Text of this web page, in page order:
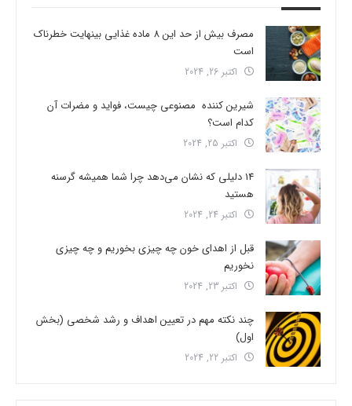
مصرف بیش از حد این 8 ماده غذایی بینهایت خطرناک
است
اکتبر 26, 2024
شیرین کننده مصنوعی چیست، فواید و مضرات آن
کدام است؟
اکتبر 25, 2024
14 دلیلی که نشان می‌دهد چرا شما همیشه گرسنه
هستید
اکتبر 24, 2024
قبل از اهدای خون چه چیزی بخوریم و چه چیزی
نخوریم
اکتبر 23, 2024
چند نکته مهم در تعیین اهداف و رشد شخصی (بخش
اول)
اکتبر 22, 2024